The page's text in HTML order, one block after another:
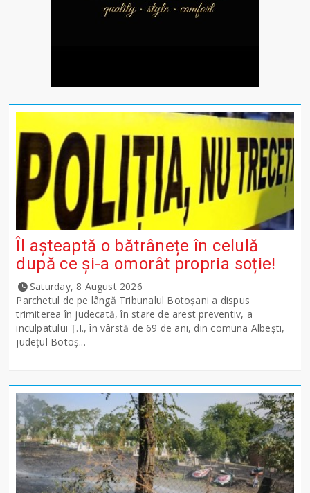
Îl așteaptă o bătrânețe în celulă
după ce și-a omorât propria soție!
Saturday, 8 August 2026
Parchetul de pe lângă Tribunalul Botoşani a dispus
trimiterea în judecată, în stare de arest preventiv, a
inculpatului Ț.I., în vârstă de 69 de ani, din comuna Albești,
județul Botoș...